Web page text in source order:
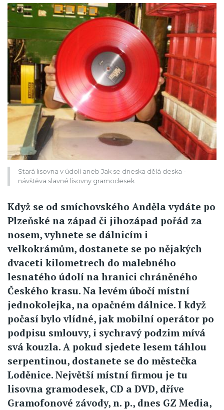
Stará lisovna v údolí aneb Jak se dneska dělá deska -
návštěva slavné lisovny gramodesek
Když se od smíchovského Anděla vydáte po
Plzeňské na západ či jihozápad pořád za
nosem, vyhnete se dálnicím i
velkokrámům, dostanete se po nějakých
dvaceti kilometrech do malebného
lesnatého údolí na hranici chráněného
Českého krasu. Na levém úbočí místní
jednokolejka, na opačném dálnice. I když
počasí bylo vlídné, jak mobilní operátor po
podpisu smlouvy, i sychravý podzim mívá
svá kouzla. A pokud sjedete lesem táhlou
serpentinou, dostanete se do městečka
Loděnice. Největší místní firmou je tu
lisovna gramodesek, CD a DVD, dříve
Gramofonové závody, n. p., dnes GZ Media,